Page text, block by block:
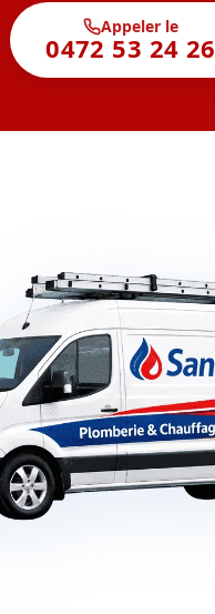
Appeler le
0472 53 24 26